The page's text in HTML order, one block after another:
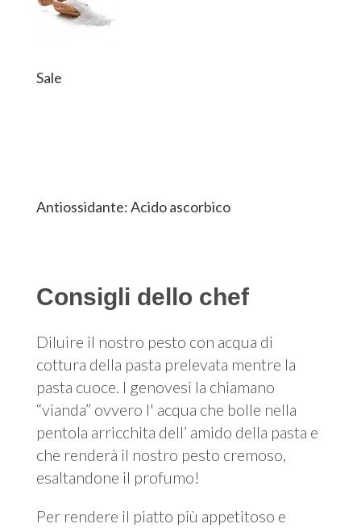
Sale
Antiossidante: Acido ascorbico
Consigli dello chef
Diluire il nostro pesto con acqua di
cottura della pasta prelevata mentre la
pasta cuoce. I genovesi la chiamano
“vianda” ovvero l' acqua che bolle nella
pentola arricchita dell’ amido della pasta e
che renderà il nostro pesto cremoso,
esaltandone il profumo!
Per rendere il piatto più appetitoso e